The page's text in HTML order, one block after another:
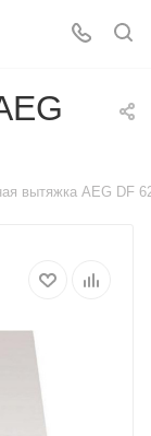
вытяжка AEG DF